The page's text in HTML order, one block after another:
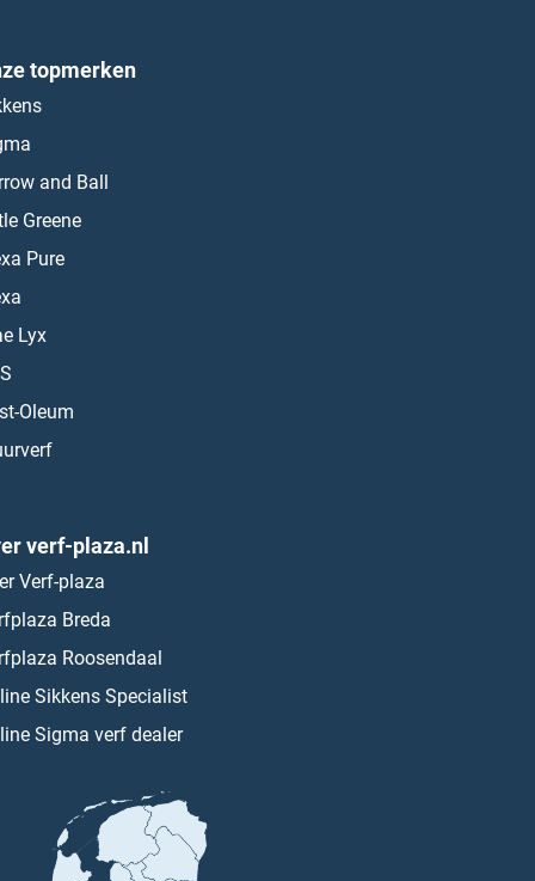
topmerken
and Ball
Greene
Pure
Lyx
Oleum
verf-plaza.nl
Verf-plaza
Breda
Roosendaal
Sikkens Specialist
Sigma verf dealer